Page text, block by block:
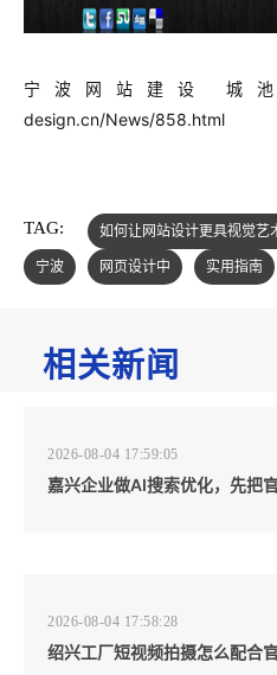
宁波网站建设 城池
design.cn/News/858.html
TAG: 如何让网站设计更具视觉艺
宁波
网页设计中 实用指南
相关新闻
2026-08-04 17:59:05
嘉兴企业做AI搜索优化，先把
2026-08-04 17:58:28
绍兴工厂短视频拍摄怎么配合